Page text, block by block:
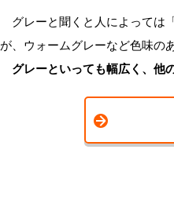
グレーと聞くと人によっては
が、ウォームグレーなど色味の
グレーといっても幅広く、他